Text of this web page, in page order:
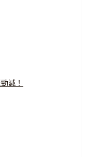
減！